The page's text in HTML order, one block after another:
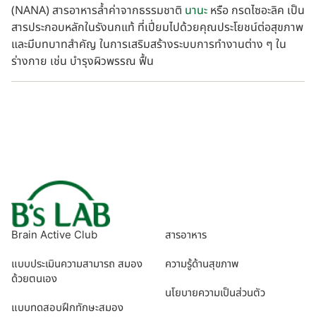
(NANA) สารอาหารล้ำค่าจากธรรมชาติ นานะ หรือ กรดไซอะลิค เป็น
สารประกอบหลักในรังนกแท้ ที่เปี่ยมไปด้วยคุณประโยชน์ต่อสุขภาพ
และมีบทบาทสำคัญ ในการเสริมสร้างระบบการทำงานต่าง ๆ ใน
ร่างกาย เช่น บำรุงผิวพรรณ ฟื้น
Brain Active Club
แบบประเมินความสามารถ สมอง
ด้วยตนเอง
แบบทดสอบฝึกทักษะสมอง
สารอาหาร
ความรู้ด้านสุขภาพ
นโยบายความเป็นส่วนตัว